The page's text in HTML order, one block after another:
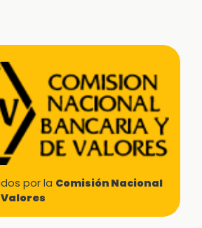
por la Comisión Nacional